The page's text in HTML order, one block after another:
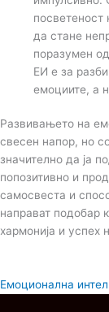
посветеност
да стане
поразумен
ЕИ е за
емоциите, а
Развивањето на
свесен напор, но
значително да ја
попозитивно и
самосвеста и
направат подобар
хармонија и успех
Емоционална